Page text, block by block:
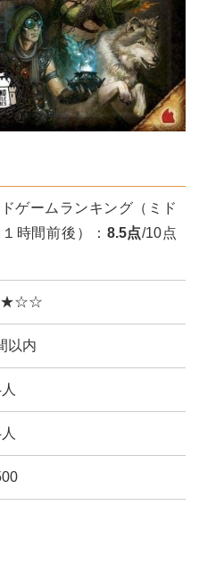
ゲームランキング（ミド
時間前後）： 8.5点/10点
以内